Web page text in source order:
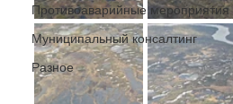
Противоаварийные мероприятия
Муниципальный консалтинг
Разное